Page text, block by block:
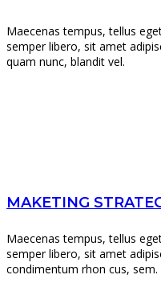
Maecenas tempus, tellus
semper libero, sit amet
quam nunc, blandit vel.
MAKETING
Maecenas tempus, tellus
semper libero, sit amet
condimentum rhon cus, sem.